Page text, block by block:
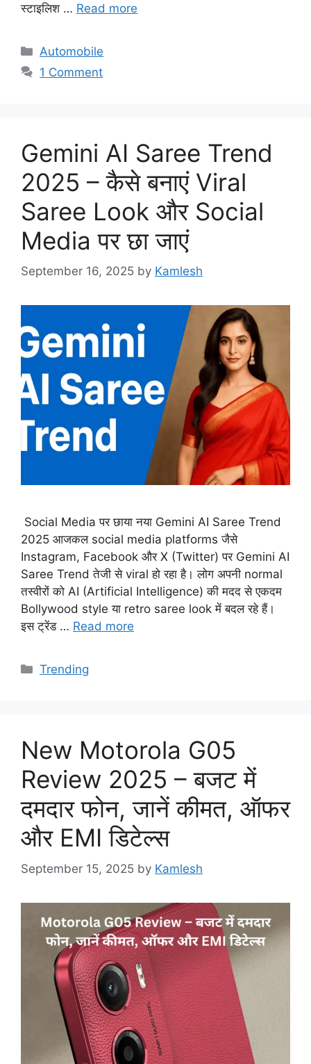
स्टाइलिश … Read more
Categories
Automobile
1 Comment
Gemini AI Saree Trend
2025 – कैसे बनाएं Viral
Saree Look और Social
Media पर छा जाएं
September 16, 2025 by Kamlesh
Social Media पर छाया नया Gemini AI Saree Trend
2025 आजकल social media platforms जैसे
Instagram, Facebook और X (Twitter) पर Gemini AI
Saree Trend तेजी से viral हो रहा है। लोग अपनी normal
तस्वीरों को AI (Artificial Intelligence) की मदद से एकदम
Bollywood style या retro saree look में बदल रहे हैं।
इस ट्रेंड … Read more
Categories
Trending
New Motorola G05
Review 2025 – बजट में
दमदार फोन, जानें कीमत, ऑफर
और EMI डिटेल्स
September 15, 2025 by Kamlesh